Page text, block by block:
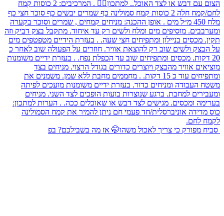
⁨ סביח מפורק כי צריך לאכול משהו🤭 אז מה בשבילכם? בפ